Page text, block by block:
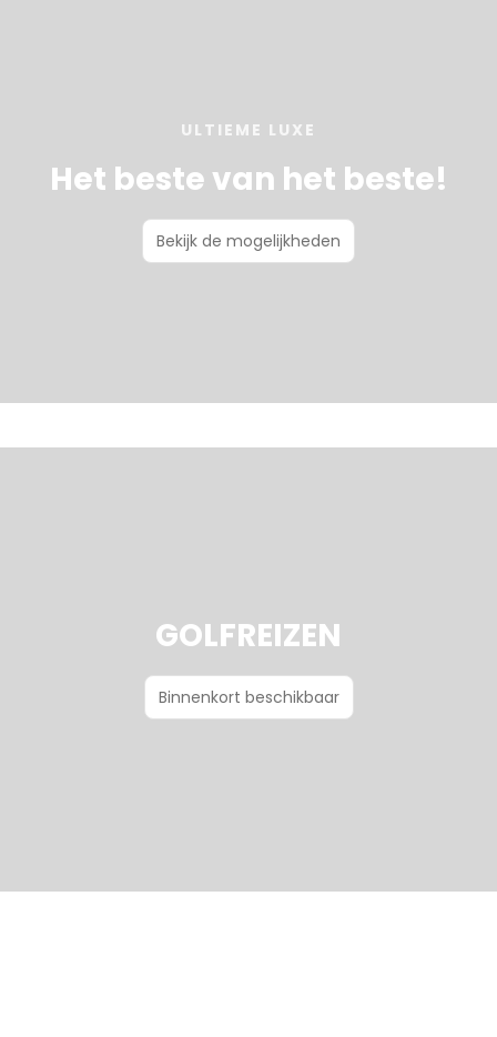
ULTIEME LUXE
Het beste van het beste!
Bekijk de mogelijkheden
GOLFREIZEN
Binnenkort beschikbaar